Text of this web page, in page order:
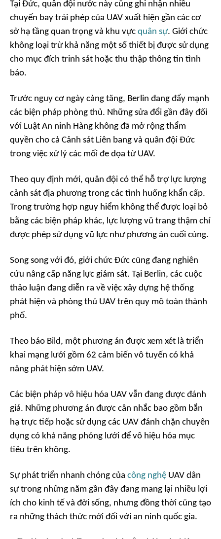
Tại Đức, quân đội nước này cũng ghi nhận nhiều
chuyến bay trái phép của UAV xuất hiện gần các cơ
sở hạ tầng quan trọng và khu vực quân sự. Giới chức
không loại trừ khả năng một số thiết bị được sử dụng
cho mục đích trinh sát hoặc thu thập thông tin tình
báo.
Trước nguy cơ ngày càng tăng, Berlin đang đẩy mạnh
các biện pháp phòng thủ. Những sửa đổi gần đây đối
với Luật An ninh Hàng không đã mở rộng thẩm
quyền cho cả Cảnh sát Liên bang và quân đội Đức
trong việc xử lý các mối đe dọa từ UAV.
Theo quy định mới, quân đội có thể hỗ trợ lực lượng
cảnh sát địa phương trong các tình huống khẩn cấp.
Trong trường hợp nguy hiểm không thể được loại bỏ
bằng các biện pháp khác, lực lượng vũ trang thậm chí
được phép sử dụng vũ lực như phương án cuối cùng.
Song song với đó, giới chức Đức cũng đang nghiên
cứu nâng cấp năng lực giám sát. Tại Berlin, các cuộc
thảo luận đang diễn ra về việc xây dựng hệ thống
phát hiện và phòng thủ UAV trên quy mô toàn thành
phố.
Theo báo Bild, một phương án được xem xét là triển
khai mạng lưới gồm 62 cảm biến vô tuyến có khả
năng phát hiện sớm UAV.
Các biện pháp vô hiệu hóa UAV vẫn đang được đánh
giá. Những phương án được cân nhắc bao gồm bắn
hạ trực tiếp hoặc sử dụng các UAV đánh chặn chuyên
dụng có khả năng phóng lưới để vô hiệu hóa mục
tiêu trên không.
Sự phát triển nhanh chóng của công nghệ UAV dân
sự trong những năm gần đây đang mang lại nhiều lợi
ích cho kinh tế và đời sống, nhưng đồng thời cũng tạo
ra những thách thức mới đối với an ninh quốc gia.